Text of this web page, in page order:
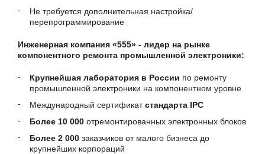
Не требуется дополнительная настройка/
перепрограммирование
Инженерная компания «555» - лидер на рынке
компонентного ремонта промышленной электроники:
Крупнейшая лаборатория в России по ремонту
промышленной электроники на компонентном уровне
Международный сертификатстандарта IPC
Более 10 000 отремонтированных электронных блоков
Более 2 000 заказчиков от малого бизнеса до
крупнейших корпораций